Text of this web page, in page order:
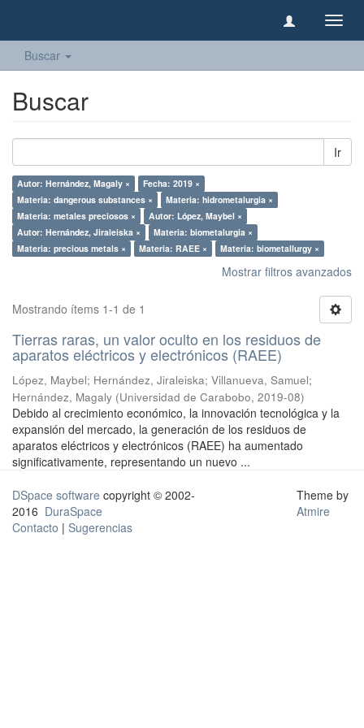
Buscar
Buscar
Ir
Autor: Hernández, Magaly ×
Fecha: 2019 ×
Materia: dangerous substances ×
Materia: hidrometalurgia ×
Materia: metales preciosos ×
Autor: López, Maybel ×
Autor: Hernández, Jiraleiska ×
Materia: biometalurgia ×
Materia: precious metals ×
Materia: RAEE × Materia: biometallurgy ×
Mostrar filtros avanzados
Mostrando ítems 1-1 de 1
Tierras raras, un valor oculto en los residuos de
aparatos eléctricos y electrónicos (RAEE)
López, Maybel; Hernández, Jiraleiska; Villanueva, Samuel;
Hernández, Magaly (Universidad de Carabobo, 2019-08)
Debido al crecimiento económico, la innovación tecnológica y la
expansión del mercado, la generación de los residuos de
aparatos eléctricos y electrónicos (RAEE) ha aumentado
significativamente, representando un nuevo ...
DSpace software copyright © 2002-
2016 DuraSpace
Contacto | Sugerencias
Theme by
Atmire